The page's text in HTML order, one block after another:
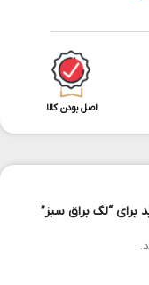
اصل بودن کالا
برای “لگ براق سبز”